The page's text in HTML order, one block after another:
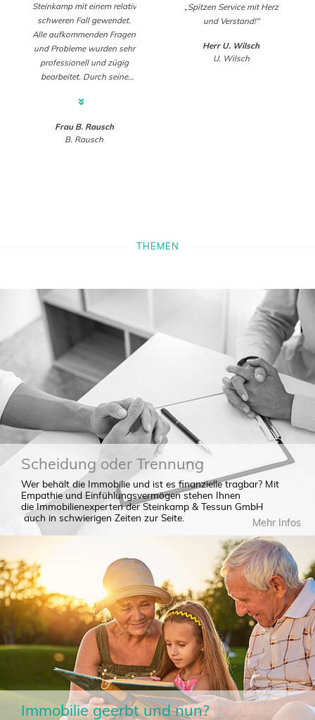
Steinkamp mit einem relativ
schweren Fall gewendet.
Alle aufkommenden Fragen
und Probleme wurden sehr
professionell und zügig
bearbeitet. Durch seine
sehr guten Kaufpreis
empfehlenswert."
Frau B. Rausch
B. Rausch
„Spitzen Service mit Herz
und Verstand!"
Herr U. Wilsch
U. Wilsch
THEMEN
Scheidung oder Trennung
Wer behält die Immobilie und ist es finanzielle tragbar? Mit
Empathie und Einfühlungsvermögen stehen Ihnen
die Immobilienexperten der Steinkamp & Tessun GmbH
auch in schwierigen Zeiten zur Seite.
Kann ich die Immobilie alleine halten?
Wie hoch ist der Zugewinn?
Unsere Experten bringen Ihnen Klarheit.
Mehr Infos
Immobilie geerbt und nun?